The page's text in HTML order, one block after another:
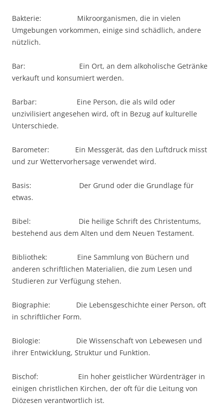
Bakterie: Mikroorganismen, die in vielen
Umgebungen vorkommen, einige sind schädlich, andere
nützlich.
Bar: Ein Ort, an dem alkoholische Getränke
verkauft und konsumiert werden.
Barbar: Eine Person, die als wild oder
unzivilisiert angesehen wird, oft in Bezug auf kulturelle
Unterschiede.
Barometer: Ein Messgerät, das den Luftdruck misst
und zur Wettervorhersage verwendet wird.
Basis: Der Grund oder die Grundlage für
etwas.
Bibel: Die heilige Schrift des Christentums,
bestehend aus dem Alten und dem Neuen Testament.
Bibliothek: Eine Sammlung von Büchern und
anderen schriftlichen Materialien, die zum Lesen und
Studieren zur Verfügung stehen.
Biographie: Die Lebensgeschichte einer Person, oft
in schriftlicher Form.
Biologie: Die Wissenschaft von Lebewesen und
ihrer Entwicklung, Struktur und Funktion.
Bischof: Ein hoher geistlicher Würdenträger in
einigen christlichen Kirchen, der oft für die Leitung von
Diözesen verantwortlich ist.